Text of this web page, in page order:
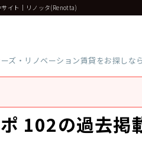
イト｜リノッタ(Renotta)
ズ・リノベーション賃貸をお探しな
102の過去掲